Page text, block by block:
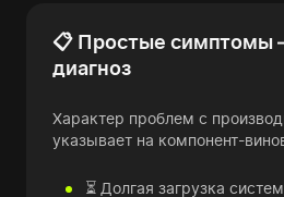
📋 Простые симптомы
диагноз
Характер проблем с
указывает на компонент-
⏳ Долгая загрузка